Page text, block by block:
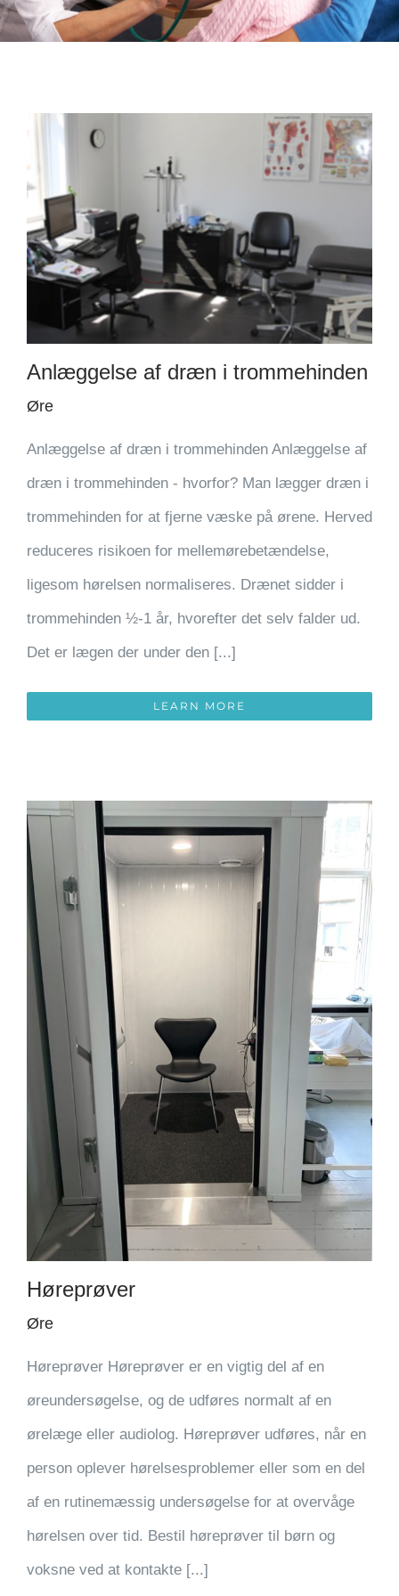
Anlæggelse af dræn i trommehinden
Øre
Anlæggelse af dræn i trommehinden Anlæggelse af
dræn i trommehinden ­- hvorfor? Man lægger dræn i
trommehinden for at fjerne væske på ørene. Herved
reduceres risikoen for mellemørebetændelse,
ligesom hørelsen normaliseres. Drænet sidder i
trommehinden ½-1 år, hvorefter det selv falder ud.
Det er lægen der under den [...]
LEARN MORE
Høreprøver
Øre
Høreprøver Høreprøver er en vigtig del af en
øreundersøgelse, og de udføres normalt af en
ørelæge eller audiolog. Høreprøver udføres, når en
person oplever hørelsesproblemer eller som en del
af en rutinemæssig undersøgelse for at overvåge
hørelsen over tid. Bestil høreprøver til børn og
voksne ved at kontakte [...]